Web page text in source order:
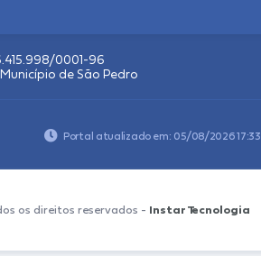
0001-96
Município de São Pedro
Portal atualizado em: 05/08/2026 17:33
os direitos reservados - Instar Tecnologia